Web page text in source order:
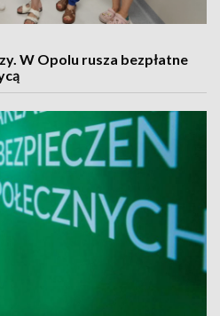
W Opolu rusza bezpłatne